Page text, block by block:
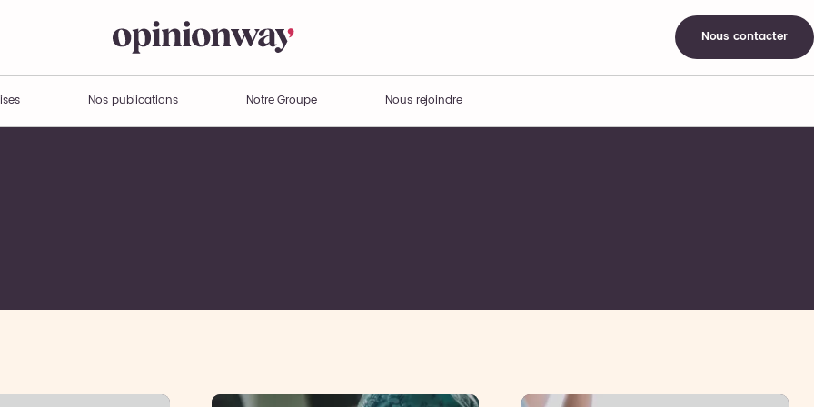
Nous contacter
Nos publications Notre Groupe Nous rejoindre